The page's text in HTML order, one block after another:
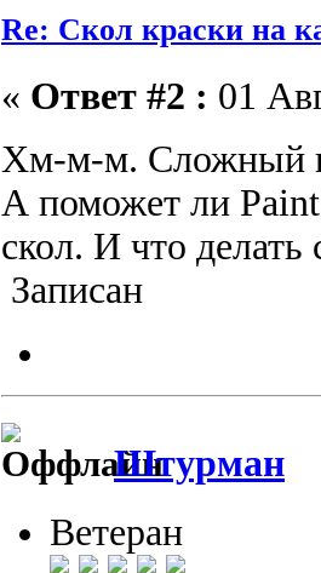
Re: Скол краски на
« Ответ #2 : 01
Хм-м-м. Сложный
А поможет ли
скол. И что делать
Записан
Штурман
Ветеран